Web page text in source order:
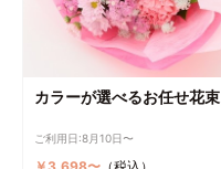
カラーが選べるお任せ花束
ご利用日:8月10日〜